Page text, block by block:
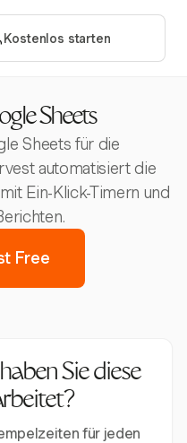
Kostenlos starten
Sheets
Sheets für die
automatisiert die
Ein-Klick-Timern und
Free
Sie diese
für jeden